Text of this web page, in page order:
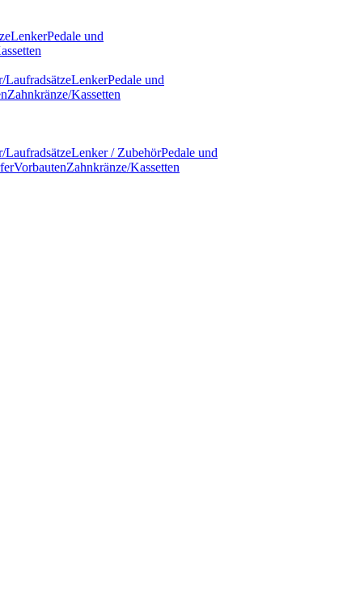
LenkerPedale und
LaufradsätzeLenkerPedale und
Zahnkränze/Kassetten
LaufradsätzeLenker / ZubehörPedale und
VorbautenZahnkränze/Kassetten